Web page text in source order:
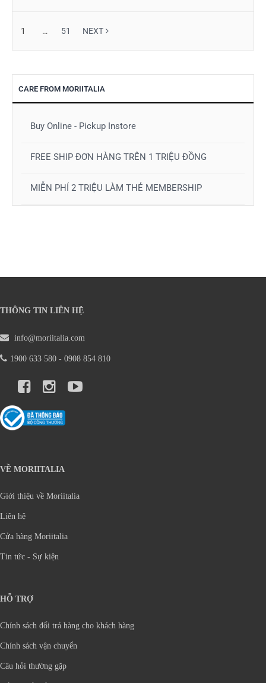
1 … 51 NEXT
CARE FROM MORIITALIA
Buy Online - Pickup Instore
FREE SHIP ĐƠN HÀNG TRÊN 1 TRIỆU ĐỒNG
MIỄN PHÍ 2 TRIỆU LÀM THẺ MEMBERSHIP
THÔNG TIN LIÊN HỆ
info@moriitalia.com
1900 633 580 - 0908 854 810
VỀ MORIITALIA
Giới thiệu về Moriitalia
Liên hệ
Cửa hàng Moriitalia
Tin tức - Sự kiện
HỖ TRỢ
Chính sách đổi trả hàng cho khách hàng
Chính sách vận chuyển
Câu hỏi thường gặp